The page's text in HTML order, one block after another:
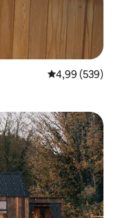
4,99 (539)